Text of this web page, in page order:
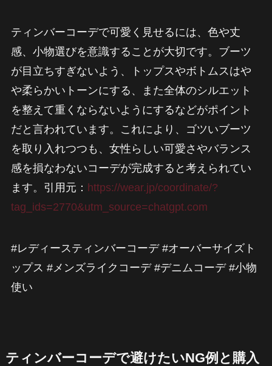
ティンバーコーデで可愛く見せるには、色や丈
感、小物選びを意識することが大切です。ブーツ
が目立ちすぎないよう、トップスやボトムスはや
や柔らかいトーンにする、また全体のシルエット
を整えて重くならないようにするなどがポイント
だと言われています。これにより、ゴツいブーツ
を取り入れつつも、女性らしい可愛さやバランス
感を損なわないコーデが完成すると考えられてい
ます。引用元： https://wear.jp/coordinate/?
tag_ids=2770&utm_source=chatgpt.com
#レディースティンバーコーデ #オーバーサイズト
ップス #メンズライクコーデ #デニムコーデ #小物
使い
ティンバーコーデで避けたいNG例と購入